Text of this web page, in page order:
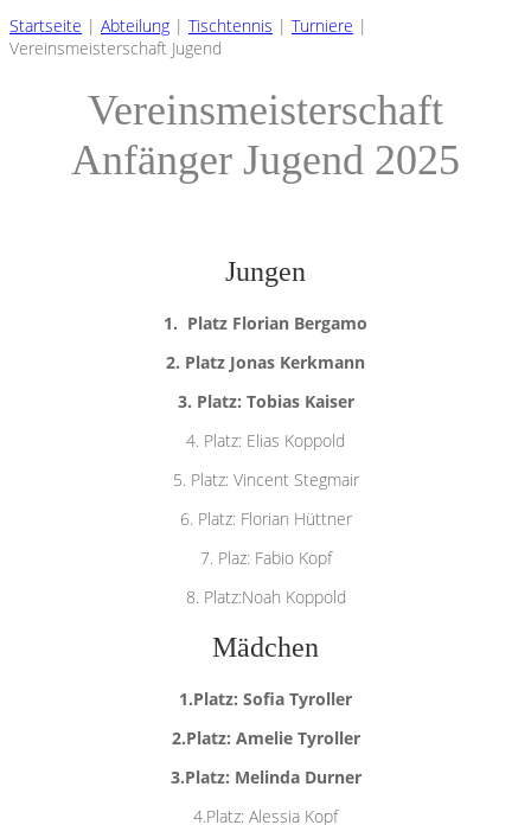
Startseite | Abteilung | Tischtennis | Turniere |
Vereinsmeisterschaft Jugend
Vereinsmeisterschaft
Anfänger Jugend 2025
Jungen
1. Platz Florian Bergamo
2. Platz Jonas Kerkmann
3. Platz: Tobias Kaiser
4. Platz: Elias Koppold
5. Platz: Vincent Stegmair
6. Platz: Florian Hüttner
7. Plaz: Fabio Kopf
8. Platz:Noah Koppold
Mädchen
1.Platz: Sofia Tyroller
2.Platz: Amelie Tyroller
3.Platz: Melinda Durner
4.Platz: Alessia Kopf